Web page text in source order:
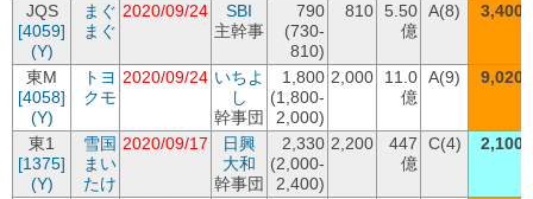
JQS
[4059]
(Y)
まぐ
まぐ
2020/09/24
SBI
主幹事
790
(730-
810)
810 5.50
億
A(8) 3,400
東M
[4058]
(Y)
トヨ
クモ
2020/09/24 いちよ
し
幹事団
1,800
(1,800-
2,000)
2,000
11.0
億
A(9) 9,020
東1
[1375]
(Y)
雪国
まい
たけ
2020/09/17
日興
大和
幹事団
2,330
(2,000-
2,400)
2,200
447
億
C(4) 2,100